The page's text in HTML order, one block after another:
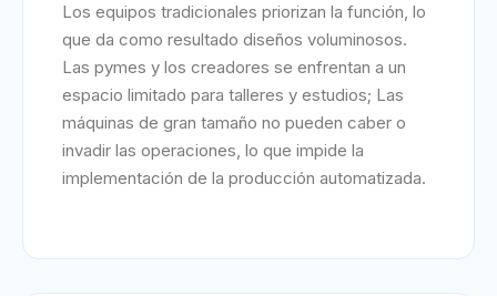
Los equipos tradicionales priorizan la función, lo
que da como resultado diseños voluminosos.
Las pymes y los creadores se enfrentan a un
espacio limitado para talleres y estudios; Las
máquinas de gran tamaño no pueden caber o
invadir las operaciones, lo que impide la
implementación de la producción automatizada.